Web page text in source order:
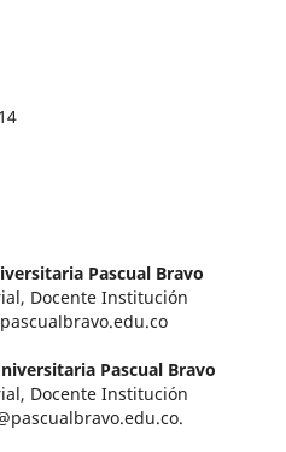
Pascual Bravo
Docente Institución
Pascual Bravo
Docente Institución